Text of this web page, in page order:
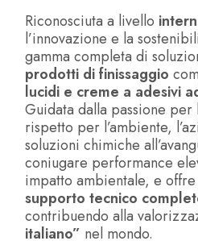
Riconosciuta a livello
l’innovazione e la
gamma completa di
prodotti di finissaggio
lucidi e creme a adesivi
Guidata dalla passione per
rispetto per l’ambiente,
soluzioni chimiche
coniugare performance
impatto ambientale, e
supporto tecnico
contribuendo alla
italiano” nel mondo.